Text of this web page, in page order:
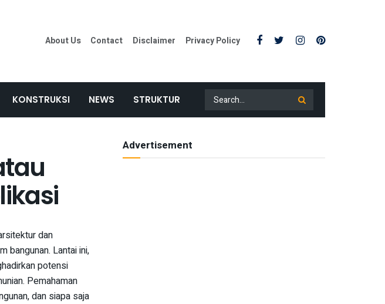
About Us Contact Disclaimer Privacy Policy
KONSTRUKSI NEWS STRUKTUR
dan
bangunan. Lantai ini,
potensi
Pemahaman
dan siapa saja
Advertisement